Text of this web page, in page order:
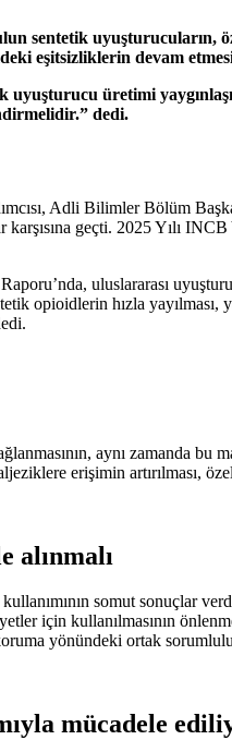
uyuşturucuların,
eşitsizliklerin devam
üretimi
dedi.
Adli Bilimler Bölüm
geçti. 2025 Yılı
uluslararası
opioidlerin hızla yayılması,
aynı zamanda bu
erişimin artırılması,
alınmalı
somut sonuçlar
için kullanılmasının
yönündeki ortak
mücadele